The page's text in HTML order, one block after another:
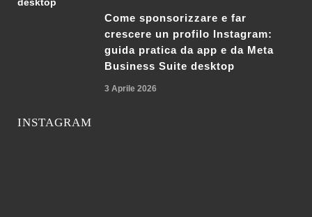
Come sponsorizzare e far
crescere un profilo Instagram:
guida pratica da app e da Meta
Business Suite desktop
3 Aprile 2026
INSTAGRAM